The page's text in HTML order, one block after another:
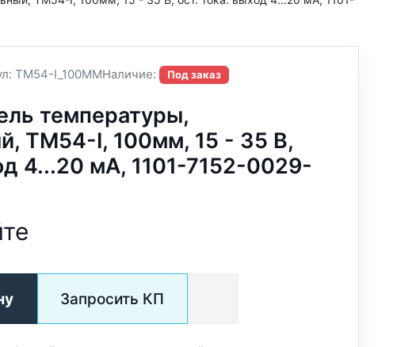
TM54-I_100MMНаличие: Под заказ
температуры,
TM54-I, 100мм, 15 - 35 В,
4...20 мА, 1101-7152-0029-
Запросить КП